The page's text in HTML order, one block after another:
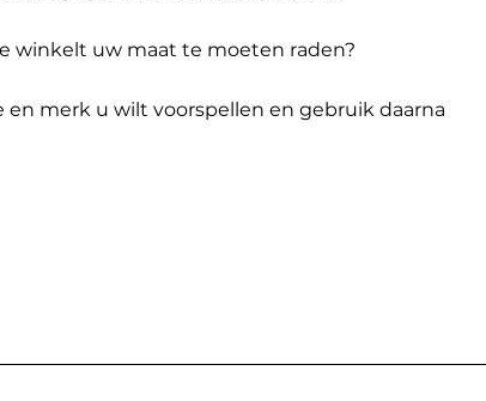
winkelt uw maat te moeten raden?
en merk u wilt voorspellen en gebruik daarna